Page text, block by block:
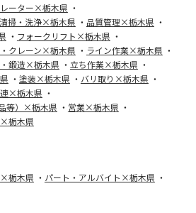
ーター×栃木県
清掃・洗浄×栃木県
品質管理×栃木県
フォークリフト×栃木県
クレーン×栃木県
ライン作業×栃木県
鍛造×栃木県
立ち作業×栃木県
塗装×栃木県
バリ取り×栃木県
×栃木県
等）×栃木県
営業×栃木県
栃木県
栃木県
パート・アルバイト×栃木県